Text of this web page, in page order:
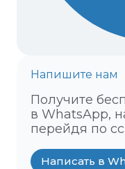
Напишите нам
Получите
в WhatsApp,
перейдя по
Написать в